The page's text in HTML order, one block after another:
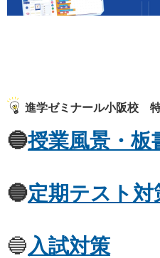
進学ゼミナール小阪校
🔵授業風景・板
🔵定期テスト対
🔵入試対策